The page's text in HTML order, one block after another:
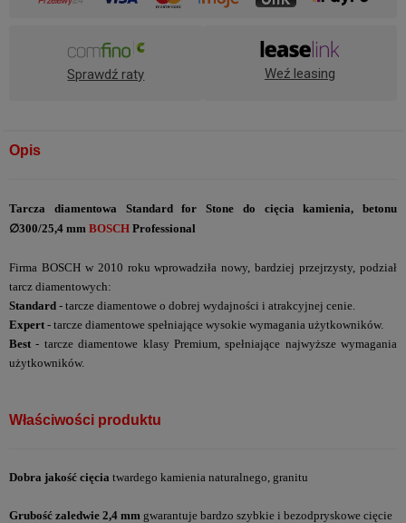
Sprawdź raty Weź leasing
Opis
Tarcza diamentowa Standard for Stone do cięcia kamienia, betonu
∅300/25,4 mm BOSCH Professional
Firma BOSCH w 2010 roku wprowadziła nowy, bardziej przejrzysty, podział
tarcz diamentowych:
Standard - tarcze diamentowe o dobrej wydajności i atrakcyjnej cenie.
Expert - tarcze diamentowe spełniające wysokie wymagania użytkowników.
Best - tarcze diamentowe klasy Premium, spełniające najwyższe wymagania
użytkowników.
Właściwości produktu
Dobra jakość cięcia twardego kamienia naturalnego, granitu
Grubość zaledwie 2,4 mm gwarantuje bardzo szybkie i bezodpryskowe cięcie